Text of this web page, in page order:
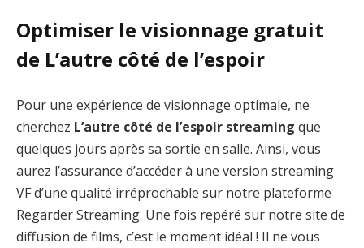
Optimiser le visionnage gratuit
de L’autre côté de l’espoir
Pour une expérience de visionnage optimale, ne
cherchez L’autre côté de l’espoir streaming que
quelques jours après sa sortie en salle. Ainsi, vous
aurez l’assurance d’accéder à une version streaming
VF d’une qualité irréprochable sur notre plateforme
Regarder Streaming. Une fois repéré sur notre site de
diffusion de films, c’est le moment idéal ! Il ne vous